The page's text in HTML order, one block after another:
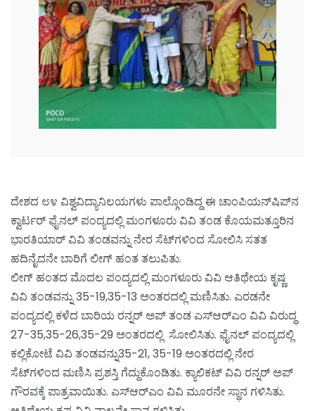
ದೇಶದ ೮೪ ವಿಶ್ವವಿದ್ಯಾನಿಲಯಗಳು ಪಾಲ್ಗೊಂಡಿದ್ದ ಈ ಚಾಂಪಿಯನ್‌ಷಿಪ್‌ನ
ಕ್ವಾರ್ಟರ್ ಫೈನಲ್ ಪಂದ್ಯದಲ್ಲಿ ಮಂಗಳೂರು ವಿವಿ ತಂಡ ಕೊಯಮತ್ತೂರಿನ
ಭಾರತಿಯಾರ್ ವಿವಿ ತಂಡವನ್ನು ನೇರ ಸೆಟ್‌ಗಳಿಂದ ಸೋಲಿಸಿ ಸತತ
ಹದಿನೈದನೇ ಬಾರಿಗೆ ಲೀಗ್ ಹಂತ ತಲುಪಿತು.
ಲೀಗ್ ಹಂತದ ಮೊದಲ ಪಂದ್ಯದಲ್ಲಿ ಮಂಗಳೂರು ವಿವಿ ಆತಿಥೇಯ ಕೃಷ್ಣ
ವಿವಿ ತಂಡವನ್ನು 35-19,35-13 ಅಂತರದಲ್ಲಿ ಮಣಿಸಿತು. ಎರಡನೇ
ಪಂದ್ಯದಲ್ಲಿ ಕಳೆದ ಬಾರಿಯ ರನ್ನರ್ ಅಪ್ ತಂಡ ಎಸ್‌ಆರ್‌ಎಂ ವಿವಿ ವಿರುದ್ಧ
27-35,35-26,35-29 ಅಂತರದಲ್ಲಿ ಸೋಲಿಸಿತು. ಫೈನಲ್ ಪಂದ್ಯದಲ್ಲಿ
ಕಲ್ಲಿಕೋಟೆ ವಿವಿ ತಂಡವನ್ನು35-21, 35-19 ಅಂತರದಲ್ಲಿ ನೇರ
ಸೆಟ್‌ಗಳಿಂದ ಮಣಿಸಿ ಪ್ರಶಸ್ತಿ ಗೆದ್ದುಕೊಂಡಿತು. ಕ್ಯಾಲಿಕಟ್ ವಿವಿ ರನ್ನರ್ ಅಪ್
ಗೌರವಕ್ಕೆ ಪಾತ್ರವಾಯಿತು. ಎಸ್‌ಆರ್‌ಎಂ ವಿವಿ ಮೂರನೇ ಸ್ಥಾನ ಗಳಿಸಿತು.